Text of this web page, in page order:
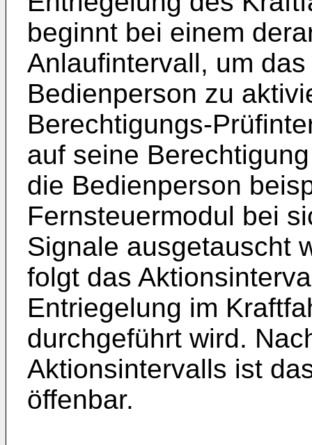
beginnt bei einem
Anlaufintervall, um
Bedienperson zu
Berechtigungs-
auf seine
die Bedienperson
Fernsteuermodul bei
Signale ausgetauscht
folgt das
Entriegelung im
durchgeführt wird.
Aktionsintervalls ist
öffenbar.